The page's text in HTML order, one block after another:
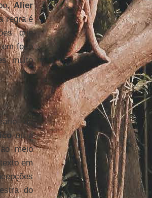
Alier
regra é
que
foco
muito
da
ou a
meio
em
do